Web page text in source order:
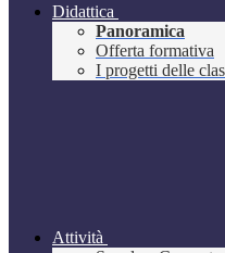
Didattica
Panoramica
Offerta formativa
I progetti delle
Attività